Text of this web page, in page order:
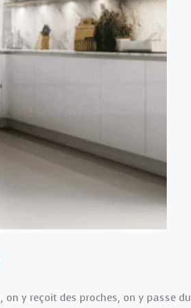
on y reçoit des proches, on y passe du